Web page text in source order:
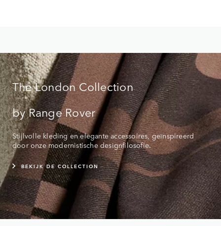
The London Collection
by Range Rover
Stijlvolle kleding en elegante accessoires, geïnspireerd
door onze modernistische designfilosofie.
BEKIJK DE COLLECTION